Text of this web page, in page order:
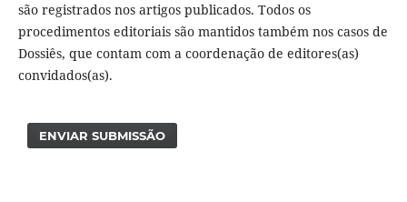
são registrados nos artigos publicados. Todos os
procedimentos editoriais são mantidos também nos casos de
Dossiês, que contam com a coordenação de editores(as)
convidados(as).
ENVIAR SUBMISSÃO